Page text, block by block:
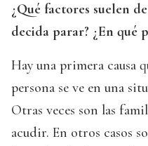
¿Qué factores suelen
decida parar? ¿En qué
Hay una primera causa
persona se ve en una
Otras veces son las
acudir. En otros casos